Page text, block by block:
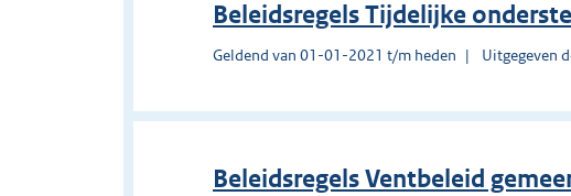
Beleidsregels Tijdelijke
Geldend van 01-01-2021 t/m heden Uitgegeven
Beleidsregels Ventbeleid